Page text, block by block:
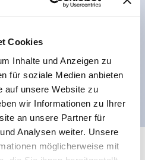
Cookies
Inhalte und Anzeigen zu
für soziale Medien anbieten
auf unsere Website zu
wir Informationen zu Ihrer
an unsere Partner für
Analysen weiter. Unsere
möglicherweise mit
und Prüftaste
Top-Montage, DIN-
Alle erweitern